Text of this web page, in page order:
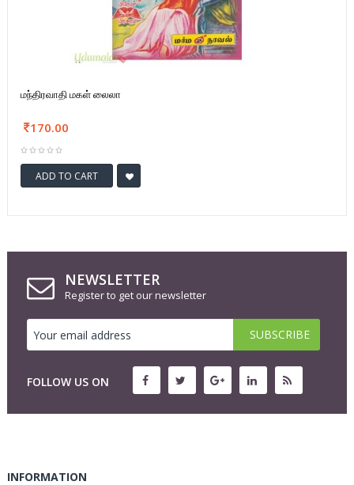
மந்திரவாதி மகள் லைலா
170.00
ADD TO CART
NEWSLETTER
Register to get our newsletter
FOLLOW US ON
INFORMATION